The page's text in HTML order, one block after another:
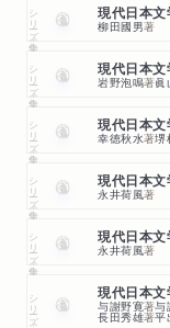
シリーズ・全集 現代日本
柳田國男著
シリーズ・全集 現代日本
岩野泡鳴著眞
シリーズ・全集 幸徳秋水著堺
シリーズ・全集 現代日本文
永井荷風著
シリーズ・全集 現代日本文
永井荷風著
シリーズ・全集 与謝野寛著与
長田秀雄著平